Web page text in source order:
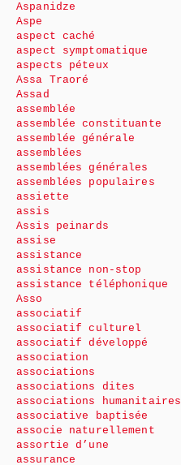
Aspanidze
Aspe
aspect caché
aspect symptomatique
aspects péteux
Assa Traoré
Assad
assemblée
assemblée constituante
assemblée générale
assemblées
assemblées générales
assemblées populaires
assiette
assis
Assis peinards
assise
assistance
assistance non-stop
assistance téléphonique
Asso
associatif
associatif culturel
associatif développé
association
associations
associations dites
associations humanitaires
associative baptisée
associe naturellement
assortie d’une
assurance